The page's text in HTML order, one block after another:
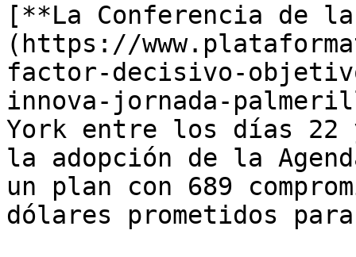
[**La Conferencia de
(https://
factor-decisivo-
innova-jornada-
York entre los días 22
la adopción de la
un plan con 689
dólares prometidos